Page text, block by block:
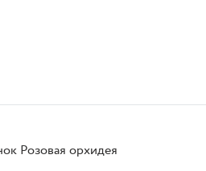
Розовая орхидея